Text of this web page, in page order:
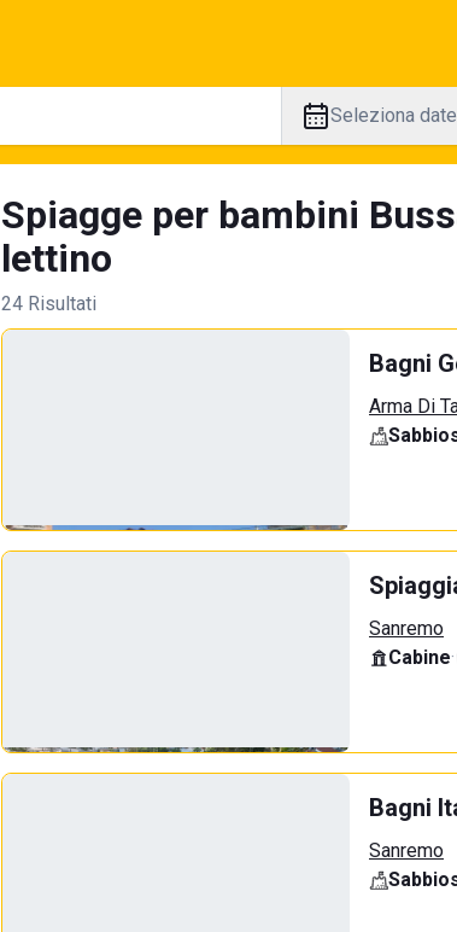
Seleziona date
Spiagge per bambini
lettino
24 Risultati
Bagni
Arma Di
Sanremo
Cabine·
Bagni
Sanremo